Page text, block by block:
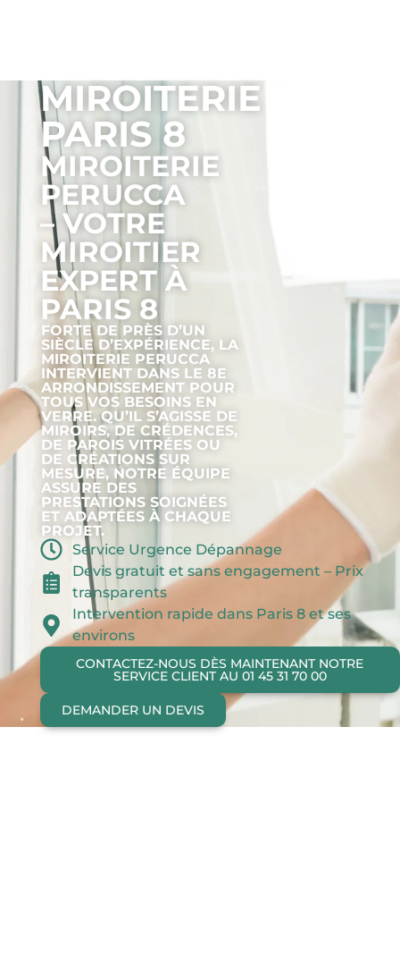
MIROITERIE
PARIS 8
MIROITERIE
PERUCCA
– VOTRE
MIROITIER
EXPERT À
PARIS 8
FORTE DE PRÈS D’UN
SIÈCLE D’EXPÉRIENCE, LA
MIROITERIE PERUCCA
INTERVIENT DANS LE 8E
ARRONDISSEMENT POUR
TOUS VOS BESOINS EN
VERRE. QU’IL S’AGISSE DE
MIROIRS, DE CRÉDENCES,
DE PAROIS VITRÉES OU
DE CRÉATIONS SUR
MESURE, NOTRE ÉQUIPE
ASSURE DES
PRESTATIONS SOIGNÉES
ET ADAPTÉES À CHAQUE
PROJET.
Service Urgence Dépannage
Devis gratuit et sans engagement – Prix
transparents
Intervention rapide dans Paris 8 et ses
environs
CONTACTEZ-NOUS DÈS MAINTENANT NOTRE
SERVICE CLIENT AU 01 45 31 70 00
DEMANDER UN DEVIS